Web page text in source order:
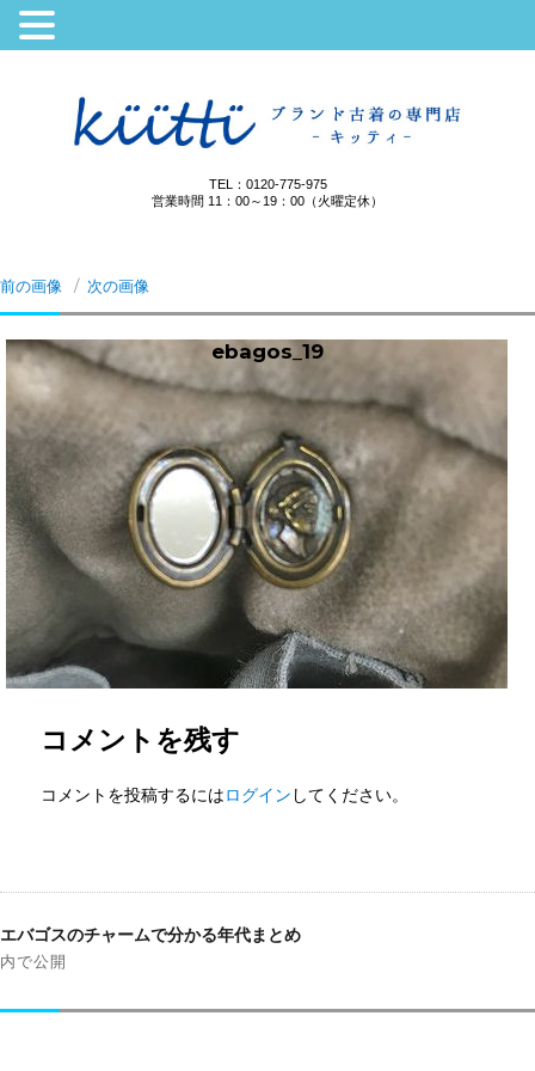
TEL：0120-775-975
営業時間 11：00～19：00（火曜定休）
前の画像 次の画像
ebagos_19
コメントを残す
コメントを投稿するにはログイン してください。
稿
ナ
ゲ
エバゴスのチャームで分かる年代まとめ
内で公開